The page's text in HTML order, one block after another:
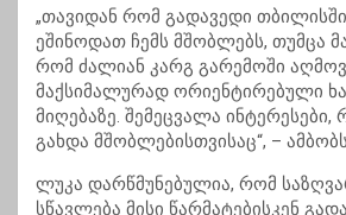
„თავიდან რომ გადავედი
ეშინოდათ ჩემს მშობლებს, თუმცა
რომ ძალიან კარგ გარემოში
მაქსიმალურად ორიენტირებული
მიღებაზე. შემეცვალა ინტერესები,
გახდა მშობლებისთვისაც“, –
ლუკა დარწმუნებულია, რომ
სწავლება მისი წარმატებისკენ